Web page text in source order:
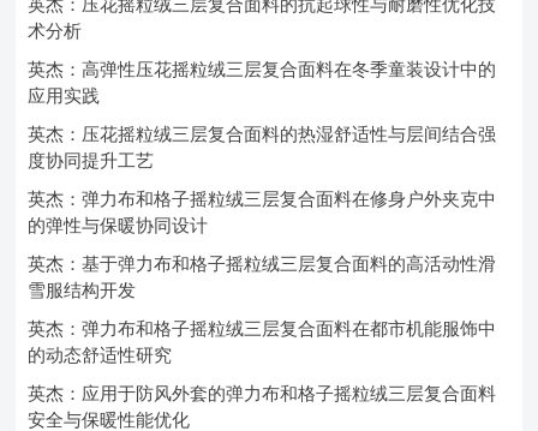
英杰：压花摇粒绒三层复合面料的抗起球性与耐磨性优化技
术分析
英杰：高弹性压花摇粒绒三层复合面料在冬季童装设计中的
应用实践
英杰：压花摇粒绒三层复合面料的热湿舒适性与层间结合强
度协同提升工艺
英杰：弹力布和格子摇粒绒三层复合面料在修身户外夹克中
的弹性与保暖协同设计
英杰：基于弹力布和格子摇粒绒三层复合面料的高活动性滑
雪服结构开发
英杰：弹力布和格子摇粒绒三层复合面料在都市机能服饰中
的动态舒适性研究
英杰：应用于防风外套的弹力布和格子摇粒绒三层复合面料
安全与保暖性能优化